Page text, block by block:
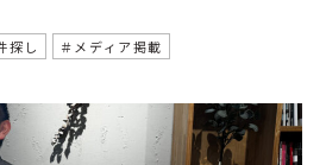
探し ＃メディア掲載